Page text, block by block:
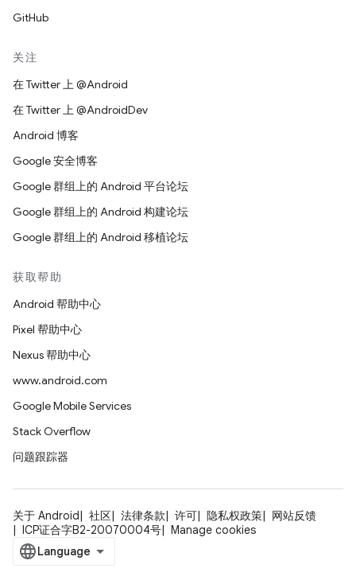
GitHub
关注
在 Twitter 上 @Android
在 Twitter 上 @AndroidDev
Android 博客
Google 安全博客
Google 群组上的 Android 平台论坛
Google 群组上的 Android 构建论坛
Google 群组上的 Android 移植论坛
获取帮助
Android 帮助中心
Pixel 帮助中心
Nexus 帮助中心
www.android.com
Google Mobile Services
Stack Overflow
问题跟踪器
关于 Android 社区 法律条款 许可 隐私权政策
网站反馈
ICP证合字B2-20070004号
Manage cookies